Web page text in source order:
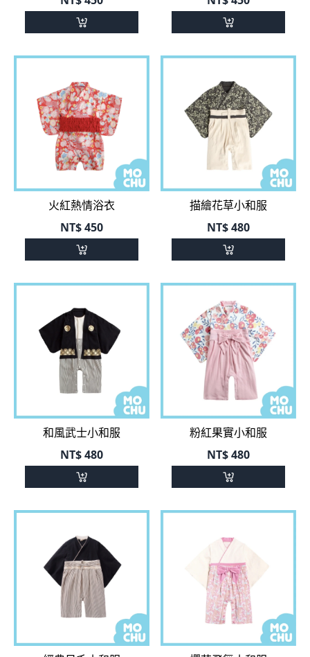
火紅熱情浴衣
NT$450
描繪花草小和服
NT$480
和風武士小和服
NT$480
粉紅果實小和服
NT$480
經典日系小和服
NT$480
櫻花飛舞小和服
NT$480